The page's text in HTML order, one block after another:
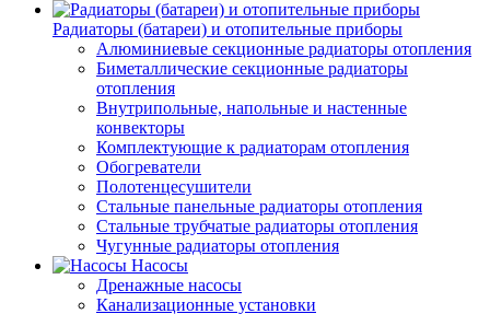
Радиаторы (батареи) и отопительные приборы
Алюминиевые секционные радиаторы отопления
Биметаллические секционные радиаторы
отопления
Внутрипольные, напольные и настенные
конвекторы
Комплектующие к радиаторам отопления
Обогреватели
Полотенцесушители
Стальные панельные радиаторы отопления
Стальные трубчатые радиаторы отопления
Чугунные радиаторы отопления
Насосы
Дренажные насосы
Канализационные установки